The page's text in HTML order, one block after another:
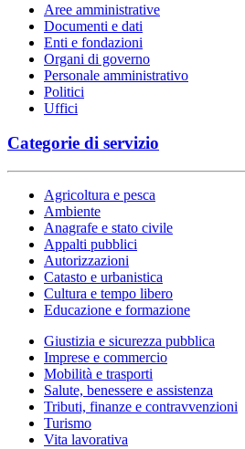
Aree amministrative
Documenti e dati
Enti e fondazioni
Organi di governo
Personale amministrativo
Politici
Uffici
Categorie di servizio
Agricoltura e pesca
Ambiente
Anagrafe e stato civile
Appalti pubblici
Autorizzazioni
Catasto e urbanistica
Cultura e tempo libero
Educazione e formazione
Giustizia e sicurezza pubblica
Imprese e commercio
Mobilità e trasporti
Salute, benessere e assistenza
Tributi, finanze e contravvenzioni
Turismo
Vita lavorativa